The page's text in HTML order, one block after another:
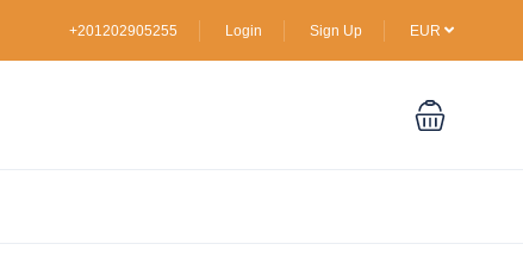
+201202905255 Login Sign Up EUR